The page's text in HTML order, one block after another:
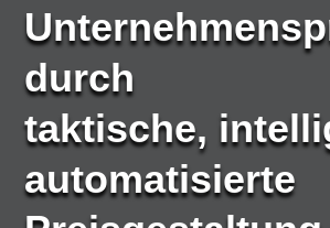
durch
taktische,
automatisierte